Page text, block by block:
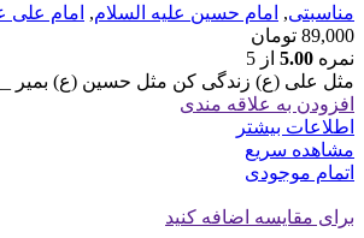
مناسبتی, امام حسین علیه السلام, امام علی
89,000 تومان
نمره 5.00 از 5
مثل علی (ع) زندگی کن مثل حسین (ع) بمیر
افزودن به علاقه مندی
اطلاعات بیشتر
مشاهده سریع
اتمام موجودی
برای مقایسه اضافه کنید